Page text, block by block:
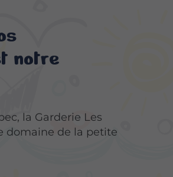
notre
la Garderie Les
domaine de la petite